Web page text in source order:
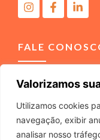
Valorizamos
Utilizamos cookies
navegação, exibir
analisar nosso
FALE
(11) 4040-3666